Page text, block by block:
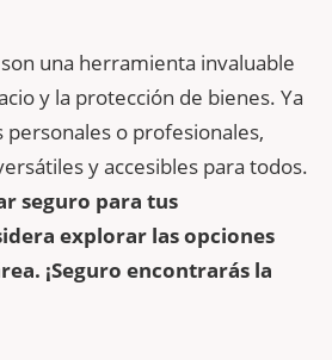
una herramienta invaluable
y la protección de bienes. Ya
personales o profesionales,
y accesibles para todos.
seguro para tus
explorar las opciones
¡Seguro encontrarás la